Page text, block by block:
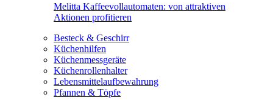
Melitta Kaffeevollautomaten: von attraktiven
Aktionen profitieren
Besteck & Geschirr
Küchenhilfen
Küchenmessgeräte
Küchenrollenhalter
Lebensmittelaufbewahrung
Pfannen & Töpfe